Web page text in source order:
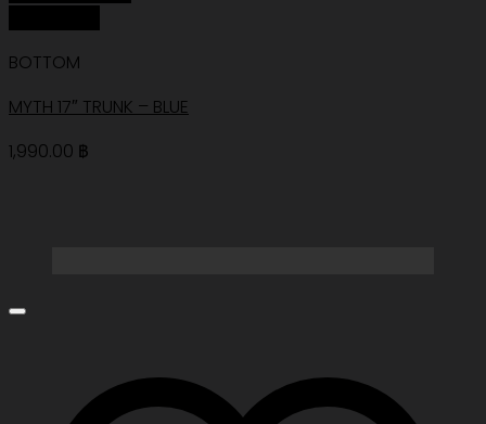
BOTTOM
MYTH 17″ TRUNK – BLUE
1,990.00 ฿